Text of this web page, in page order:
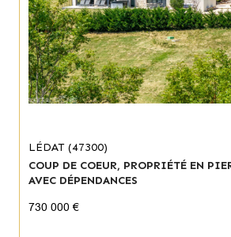
LÉDAT (47300)
COUP DE COEUR, PROPRIÉTÉ EN
AVEC DÉPENDANCES
730 000 €